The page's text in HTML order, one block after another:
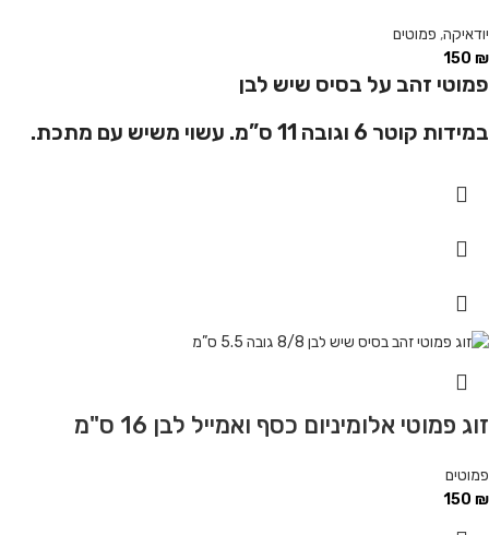
יודאיקה, פמוטים
150 ₪
פמוטי זהב על בסיס שיש לבן
במידות קוטר 6 וגובה 11 ס”מ.
עשוי משיש עם מתכת.
זוג פמוטי אלומיניום כסף ואמייל לבן 16 ס"מ
פמוטים
150 ₪